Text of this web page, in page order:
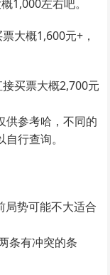
1,000左右吧。
大概1,600元+，
买票大概2,700元
供参考哈，不同的
行查询。
势可能不大适合
条有冲突的条